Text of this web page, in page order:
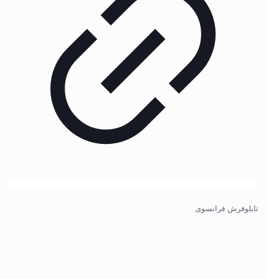
تابلوفرش فرانسوی